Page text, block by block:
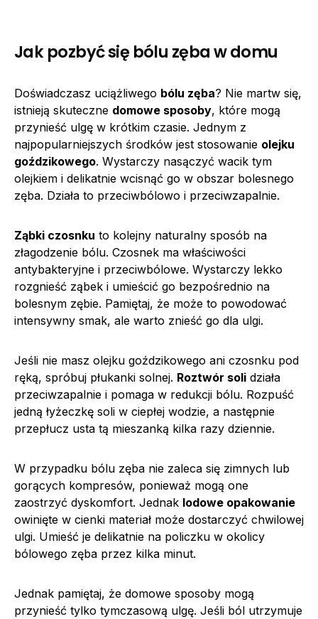
Jak pozbyć się bólu zęba w domu
Doświadczasz uciążliwego bólu zęba? Nie martw się,
istnieją skuteczne domowe sposoby, które mogą
przynieść ulgę w krótkim czasie. Jednym z
najpopularniejszych środków jest stosowanie olejku
goździkowego. Wystarczy nasączyć wacik tym
olejkiem i delikatnie wcisnąć go w obszar bolesnego
zęba. Działa to przeciwbólowo i przeciwzapalnie.
Ząbki czosnku to kolejny naturalny sposób na
złagodzenie bólu. Czosnek ma właściwości
antybakteryjne i przeciwbólowe. Wystarczy lekko
rozgnieść ząbek i umieścić go bezpośrednio na
bolesnym zębie. Pamiętaj, że może to powodować
intensywny smak, ale warto znieść go dla ulgi.
Jeśli nie masz olejku goździkowego ani czosnku pod
ręką, spróbuj płukanki solnej. Roztwór soli działa
przeciwzapalnie i pomaga w redukcji bólu. Rozpuść
jedną łyżeczkę soli w ciepłej wodzie, a następnie
przepłucz usta tą mieszanką kilka razy dziennie.
W przypadku bólu zęba nie zaleca się zimnych lub
gorących kompresów, ponieważ mogą one
zaostrzyć dyskomfort. Jednak lodowe opakowanie
owinięte w cienki materiał może dostarczyć chwilowej
ulgi. Umieść je delikatnie na policzku w okolicy
bólowego zęba przez kilka minut.
Jednak pamiętaj, że domowe sposoby mogą
przynieść tylko tymczasową ulgę. Jeśli ból utrzymuje